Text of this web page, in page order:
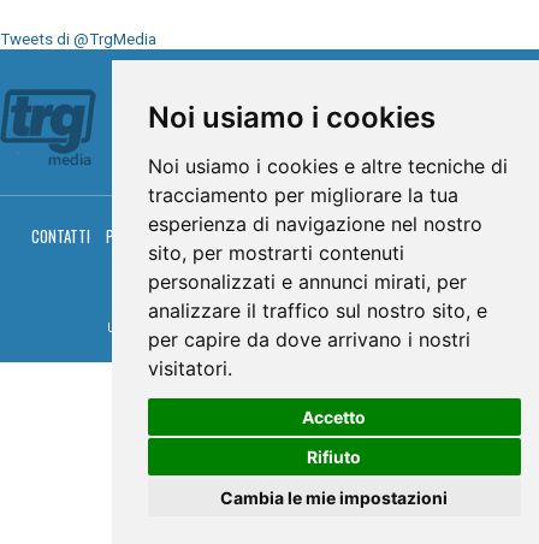
Noi usiamo i cookies
Noi usiamo i cookies e altre tecniche di
tracciamento per migliorare la tua
esperienza di navigazione nel nostro
sito, per mostrarti contenuti
personalizzati e annunci mirati, per
analizzare il traffico sul nostro sito, e
per capire da dove arrivano i nostri
visitatori.
Accetto
Rifiuto
Cambia le mie impostazioni
Tweets di @TrgMedia
CONTATTI PRIVACY COOKIES PALINSESTO DIRETTA TV
DIRETTA RADIO
RGM HITRADIO
© TRG Media 2005-2026
Umbria Televisioni s.r.l. - P.I.00496230541 -